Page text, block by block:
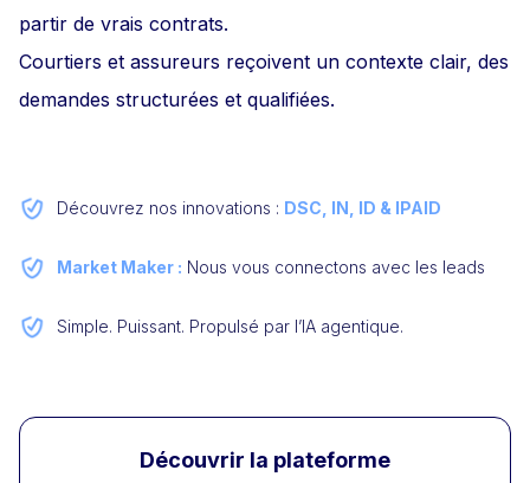
partir de vrais contrats.
Courtiers et assureurs reçoivent un contexte clair, des
demandes structurées et qualifiées.
Découvrez nos innovations : DSC, IN, ID & IPAID
Market Maker : Nous vous connectons avec les leads
Simple. Puissant. Propulsé par l’IA agentique.
Découvrir la plateforme